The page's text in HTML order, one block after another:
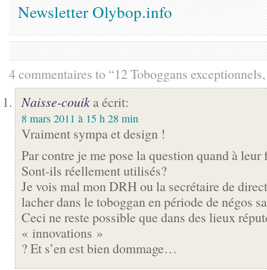
Newsletter Olybop.info
4 commentaires to “12 Toboggans
Naisse-couik a écrit:
8 mars 2011 à 15 h 28 min
Vraiment sympa et design !
Par contre je me pose la question quand à
Sont-ils réellement utilisés?
Je vois mal mon DRH ou la secrétaire de
lacher dans le toboggan en période de négos
Ceci ne reste possible que dans des lieux
« innovations »
? Et s’en est bien dommage…